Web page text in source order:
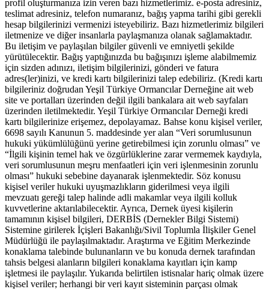
profil oluşturmanıza izin veren bazı hizmetlerimiz. e-posta adresiniz,
teslimat adresiniz, telefon numaranız, bağış yapma tarihi gibi gerekli
hesap bilgilerinizi vermenizi isteyebiliriz. Bazı hizmetlerimiz bilgileri
iletmenize ve diğer insanlarla paylaşmanıza olanak sağlamaktadır.
Bu iletişim ve paylaşılan bilgiler güvenli ve emniyetli şekilde
yürütülecektir. Bağış yaptığınızda bu bağışınızı işleme alabilmemiz
için sizden adınızı, iletişim bilgilerinizi, gönderi ve fatura
adres(ler)inizi, ve kredi kartı bilgilerinizi talep edebiliriz. (Kredi kartı
bilgileriniz doğrudan Yeşil Türkiye Ormancılar Derneğine ait web
site ve portalları üzerinden değil ilgili bankalara ait web sayfaları
üzerinden iletilmektedir. Yeşil Türkiye Ormancılar Derneği kredi
kartı bilgilerinize erişemez, depolayamaz. Bahse konu kişisel veriler,
6698 sayılı Kanunun 5. maddesinde yer alan “Veri sorumlusunun
hukuki yükümlülüğünü yerine getirebilmesi için zorunlu olması” ve
“İlgili kişinin temel hak ve özgürlüklerine zarar vermemek kaydıyla,
veri sorumlusunun meşru menfaatleri için veri işlenmesinin zorunlu
olması” hukuki sebebine dayanarak işlenmektedir. Söz konusu
kişisel veriler hukuki uyuşmazlıkların giderilmesi veya ilgili
mevzuatı gereği talep halinde adli makamlar veya ilgili kolluk
kuvvetlerine aktarılabilecektir. Ayrıca, Dernek üyesi kişilerin
tamamının kişisel bilgileri, DERBİS (Dernekler Bilgi Sistemi)
Sistemine girilerek İçişleri Bakanlığı/Sivil Toplumla İlişkiler Genel
Müdürlüğü ile paylaşılmaktadır. Araştırma ve Eğitim Merkezinde
konaklama talebinde bulunanların ve bu konuda dernek tarafından
tahsis belgesi alanların bilgileri konaklama kayıtları için kamp
işletmesi ile paylaşılır. Yukarıda belirtilen istisnalar hariç olmak üzere
kişisel veriler; herhangi bir veri kayıt sisteminin parçası olmak